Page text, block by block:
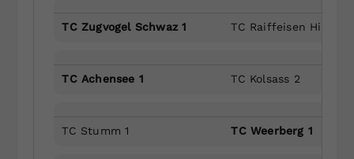
TC Zugvogel Schwaz 1 TC Raiffeisen
TC Achensee 1 TC Kolsass 2
TC Stumm 1 TC Weerberg 1